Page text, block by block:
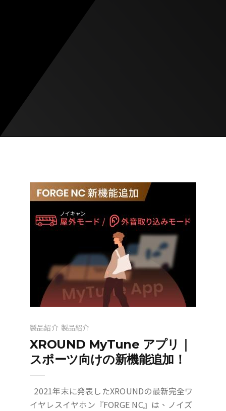
製品紹介 製品紹介
XROUND MyTune アプリ｜
スポーツ向けの新機能追加！
2021年末に発表したXROUNDの最新完全ワ
イヤレスイヤホン『FORGE NC』は、ノイズ